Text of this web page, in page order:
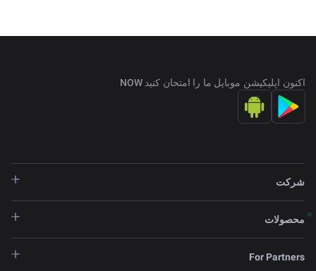
اکنون اپلیکیشن موبایل ما را امتحان کنید NOW
شرکت
محصولات
For Partners